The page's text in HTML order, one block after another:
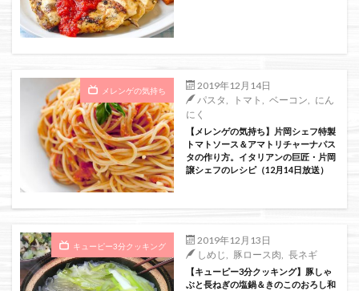
メレンゲの気持ち
2019年12月14日
パスタ
トマト ベーコン
にん
にく
【メレンゲの気持ち】片岡シェフ特製
トマトソース＆アマトリチャーナパス
タの作り方。イタリアンの巨匠・片岡
譲シェフのレシピ（12月14日放送）
キューピー3分クッキング
2019年12月13日
しめじ
豚ロース肉 長ネギ
【キューピー3分クッキング】豚しゃ
ぶと長ねぎの塩鍋＆きのこのおろし和